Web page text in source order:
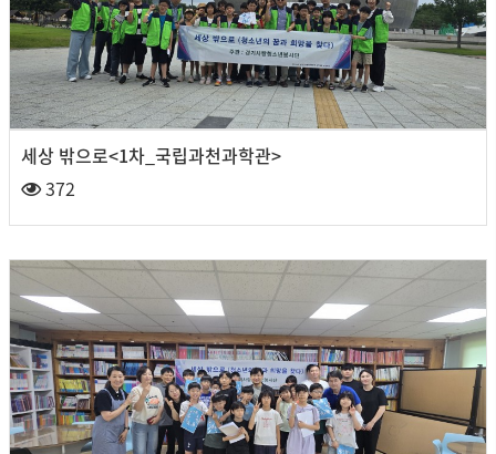
세상 밖으로<1차_국립과천과학관>
372